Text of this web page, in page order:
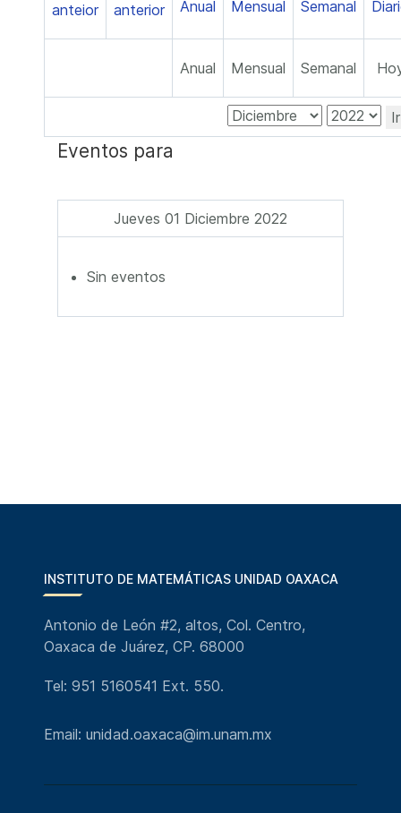
Anual Mensual Semanal
Eventos para
Jueves 01 Diciembre 2022
Sin eventos
INSTITUTO DE MATEMÁTICAS UNIDAD OAXACA
Antonio de León #2, altos, Col. Centro,
Oaxaca de Juárez, CP. 68000
Tel: 951 5160541 Ext. 550.
Email: unidad.oaxaca@im.unam.mx